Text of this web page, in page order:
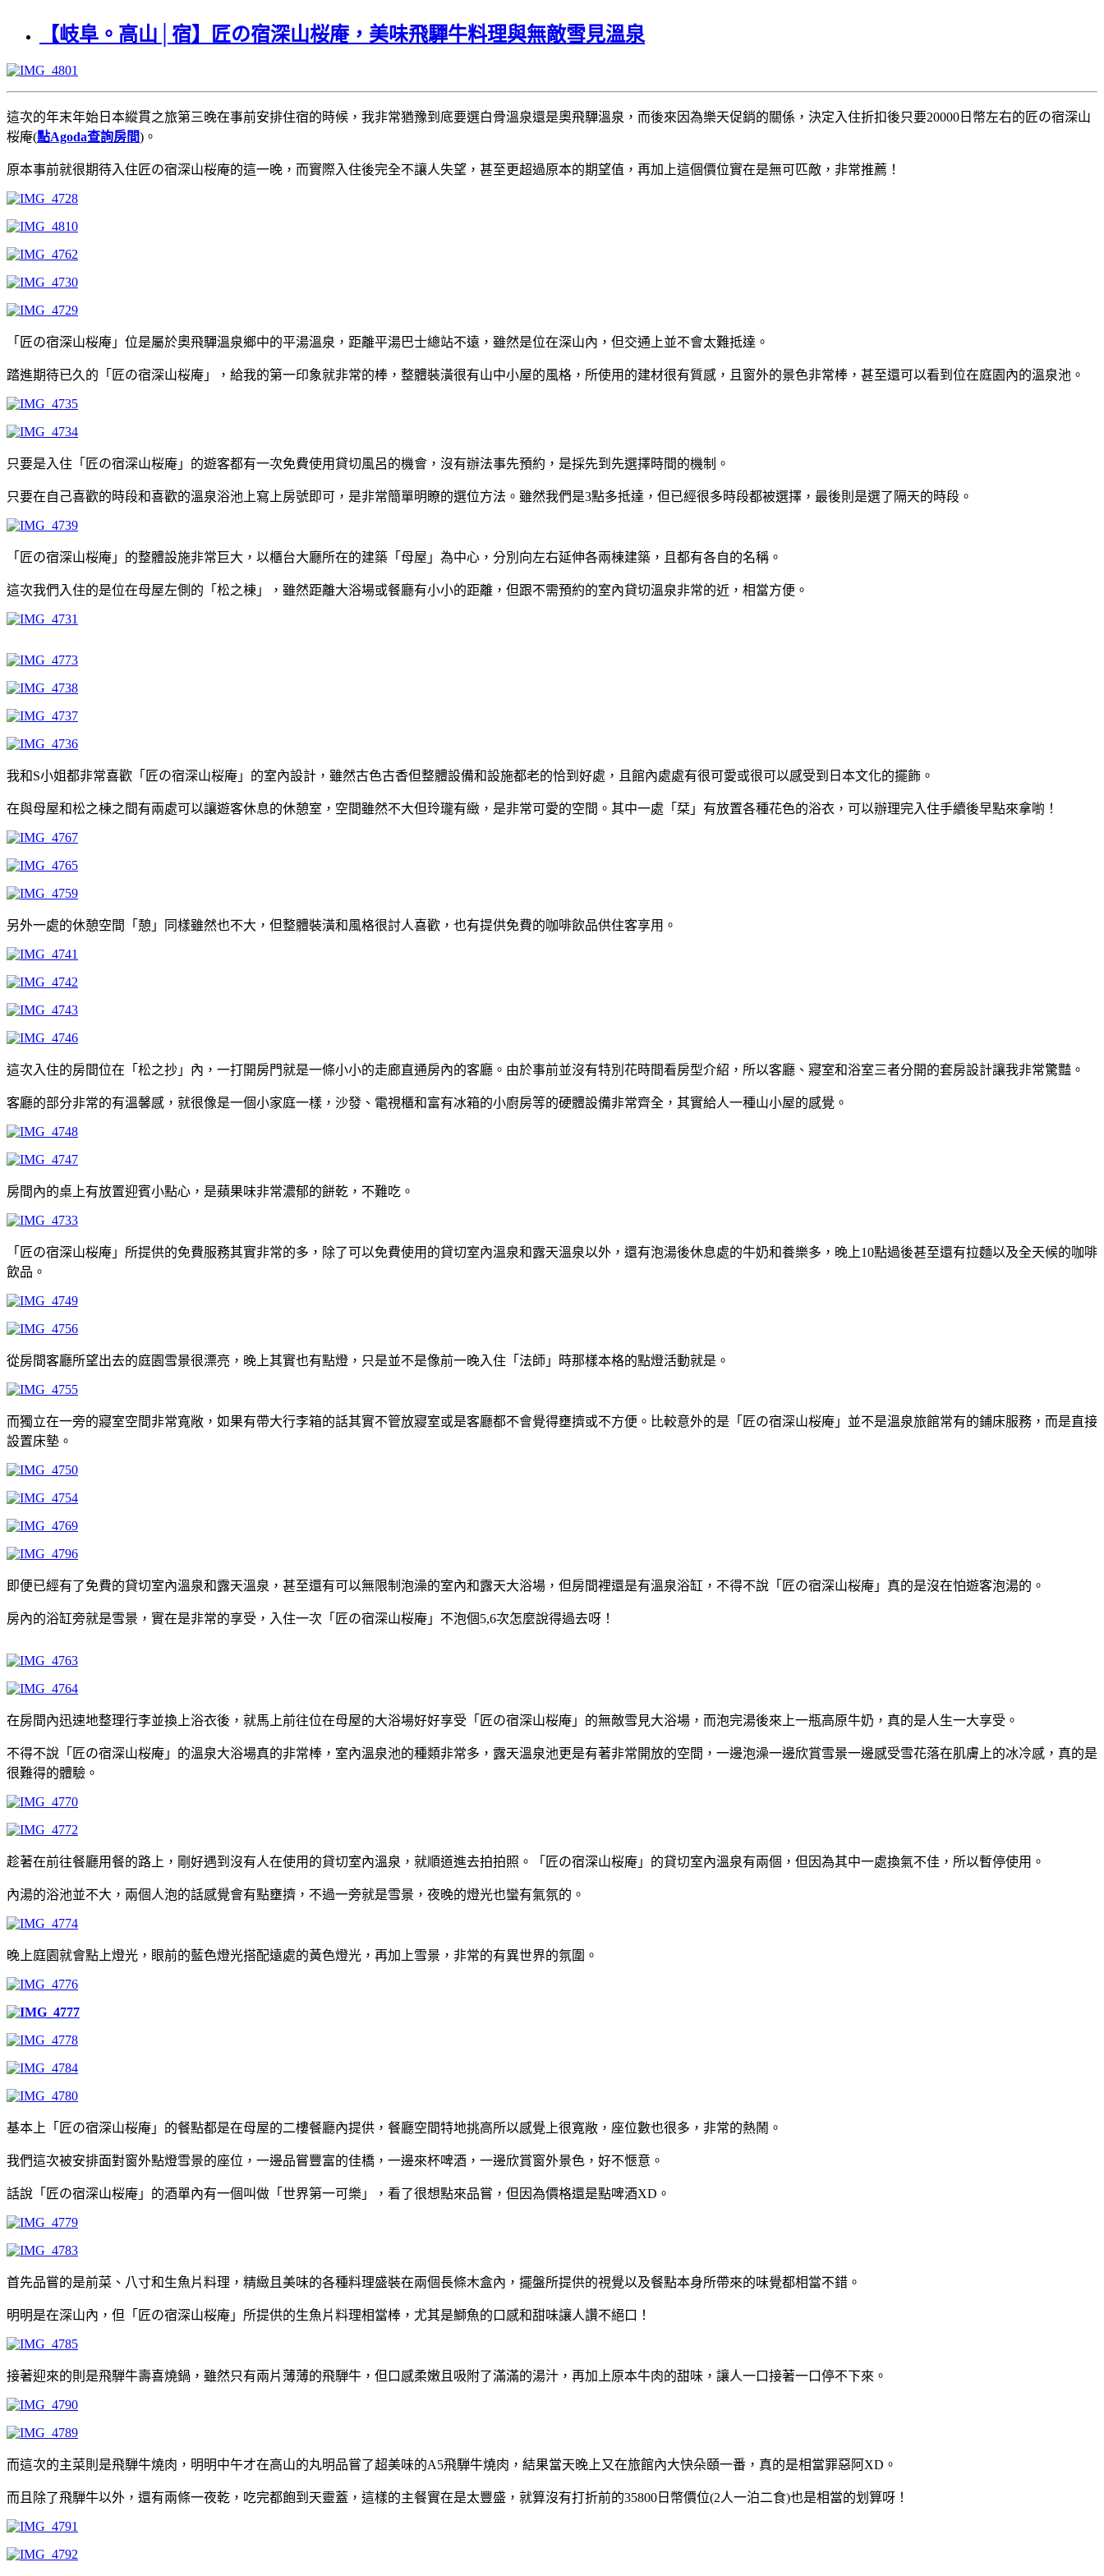
【岐阜。高山│宿】匠の宿深山桜庵，美味飛驒牛料理與無敵雪見溫泉
這次的年末年始日本縱貫之旅第三晚在事前安排住宿的時候，我非常猶豫到底要選白骨溫泉還是奧飛驒溫泉，而後來因為樂天促銷的關係，決定入住折扣後只要20000日幣左右的匠の宿深山
桜庵(點Agoda查詢房間)。
原本事前就很期待入住匠の宿深山桜庵的這一晚，而實際入住後完全不讓人失望，甚至更超過原本的期望值，再加上這個價位實在是無可匹敵，非常推薦！
「匠の宿深山桜庵」位是屬於奧飛驒溫泉鄉中的平湯溫泉，距離平湯巴士總站不遠，雖然是位在深山內，但交通上並不會太難抵達。
踏進期待已久的「匠の宿深山桜庵」，給我的第一印象就非常的棒，整體裝潢很有山中小屋的風格，所使用的建材很有質感，且窗外的景色非常棒，甚至還可以看到位在庭園內的溫泉池。
只要是入住「匠の宿深山桜庵」的遊客都有一次免費使用貸切風呂的機會，沒有辦法事先預約，是採先到先選擇時間的機制。
只要在自己喜歡的時段和喜歡的溫泉浴池上寫上房號即可，是非常簡單明瞭的選位方法。雖然我們是3點多抵達，但已經很多時段都被選擇，最後則是選了隔天的時段。
「匠の宿深山桜庵」的整體設施非常巨大，以櫃台大廳所在的建築「母屋」為中心，分別向左右延伸各兩棟建築，且都有各自的名稱。
這次我們入住的是位在母屋左側的「松之棟」，雖然距離大浴場或餐廳有小小的距離，但跟不需預約的室內貸切溫泉非常的近，相當方便。
我和S小姐都非常喜歡「匠の宿深山桜庵」的室內設計，雖然古色古香但整體設備和設施都老的恰到好處，且館內處處有很可愛或很可以感受到日本文化的擺飾。
在與母屋和松之棟之間有兩處可以讓遊客休息的休憩室，空間雖然不大但玲瓏有緻，是非常可愛的空間。其中一處「栞」有放置各種花色的浴衣，可以辦理完入住手續後早點來拿喲！
另外一處的休憩空間「憩」同樣雖然也不大，但整體裝潢和風格很討人喜歡，也有提供免費的咖啡飲品供住客享用。
這次入住的房間位在「松之抄」內，一打開房門就是一條小小的走廊直通房內的客廳。由於事前並沒有特別花時間看房型介紹，所以客廳、寢室和浴室三者分開的套房設計讓我非常驚豔。
客廳的部分非常的有溫馨感，就很像是一個小家庭一樣，沙發、電視櫃和富有冰箱的小廚房等的硬體設備非常齊全，其實給人一種山小屋的感覺。
房間內的桌上有放置迎賓小點心，是蘋果味非常濃郁的餅乾，不難吃。
「匠の宿深山桜庵」所提供的免費服務其實非常的多，除了可以免費使用的貸切室內溫泉和露天溫泉以外，還有泡湯後休息處的牛奶和養樂多，晚上10點過後甚至還有拉麵以及全天候的咖啡
飲品。
從房間客廳所望出去的庭園雪景很漂亮，晚上其實也有點燈，只是並不是像前一晚入住「法師」時那樣本格的點燈活動就是。
而獨立在一旁的寢室空間非常寬敞，如果有帶大行李箱的話其實不管放寢室或是客廳都不會覺得壅擠或不方便。比較意外的是「匠の宿深山桜庵」並不是溫泉旅館常有的鋪床服務，而是直接
設置床墊。
即便已經有了免費的貸切室內溫泉和露天溫泉，甚至還有可以無限制泡澡的室內和露天大浴場，但房間裡還是有溫泉浴缸，不得不說「匠の宿深山桜庵」真的是沒在怕遊客泡湯的。
房內的浴缸旁就是雪景，實在是非常的享受，入住一次「匠の宿深山桜庵」不泡個5,6次怎麼說得過去呀！
在房間內迅速地整理行李並換上浴衣後，就馬上前往位在母屋的大浴場好好享受「匠の宿深山桜庵」的無敵雪見大浴場，而泡完湯後來上一瓶高原牛奶，真的是人生一大享受。
不得不說「匠の宿深山桜庵」的溫泉大浴場真的非常棒，室內溫泉池的種類非常多，露天溫泉池更是有著非常開放的空間，一邊泡澡一邊欣賞雪景一邊感受雪花落在肌膚上的冰冷感，真的是
很難得的體驗。
趁著在前往餐廳用餐的路上，剛好遇到沒有人在使用的貸切室內溫泉，就順道進去拍拍照。「匠の宿深山桜庵」的貸切室內溫泉有兩個，但因為其中一處換氣不佳，所以暫停使用。
內湯的浴池並不大，兩個人泡的話感覺會有點壅擠，不過一旁就是雪景，夜晚的燈光也蠻有氣氛的。
晚上庭園就會點上燈光，眼前的藍色燈光搭配遠處的黃色燈光，再加上雪景，非常的有異世界的氛圍。
基本上「匠の宿深山桜庵」的餐點都是在母屋的二樓餐廳內提供，餐廳空間特地挑高所以感覺上很寬敞，座位數也很多，非常的熱鬧。
我們這次被安排面對窗外點燈雪景的座位，一邊品嘗豐富的佳橋，一邊來杯啤酒，一邊欣賞窗外景色，好不愜意。
話說「匠の宿深山桜庵」的酒單內有一個叫做「世界第一可樂」，看了很想點來品嘗，但因為價格還是點啤酒XD。
首先品嘗的是前菜、八寸和生魚片料理，精緻且美味的各種料理盛裝在兩個長條木盒內，擺盤所提供的視覺以及餐點本身所帶來的味覺都相當不錯。
明明是在深山內，但「匠の宿深山桜庵」所提供的生魚片料理相當棒，尤其是鰤魚的口感和甜味讓人讚不絕口！
接著迎來的則是飛騨牛壽喜燒鍋，雖然只有兩片薄薄的飛騨牛，但口感柔嫩且吸附了滿滿的湯汁，再加上原本牛肉的甜味，讓人一口接著一口停不下來。
而這次的主菜則是飛騨牛燒肉，明明中午才在高山的丸明品嘗了超美味的A5飛騨牛燒肉，結果當天晚上又在旅館內大快朵頤一番，真的是相當罪惡阿XD。
而且除了飛騨牛以外，還有兩條一夜乾，吃完都飽到天靈蓋，這樣的主餐實在是太豐盛，就算沒有打折前的35800日幣價位(2人一泊二食)也是相當的划算呀！